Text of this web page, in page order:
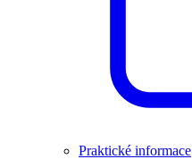
Praktické informace